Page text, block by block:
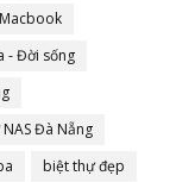
Macbook
- Đời sống
Đà Nẵng
biệt thự đẹp